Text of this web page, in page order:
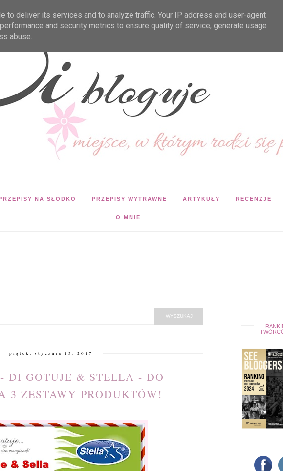
NA SŁODKO PRZEPISY WYTRAWNE ARTYKUŁY RECENZJE
O MNIE
piątek, stycznia 13, 2017
DI GOTUJE & STELLA - DO
3 ZESTAWY PRODUKTÓW!
to deliver its services and to analyze traffic. Your IP address and user-agent
and security metrics to ensure quality of service, generate usage
abuse.